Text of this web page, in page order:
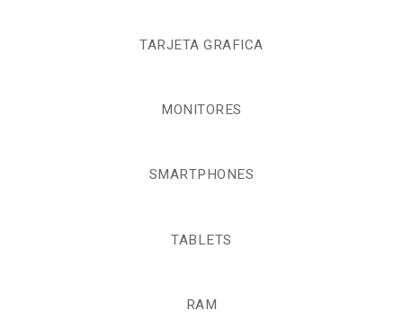
TARJETA GRAFICA
MONITORES
SMARTPHONES
TABLETS
RAM